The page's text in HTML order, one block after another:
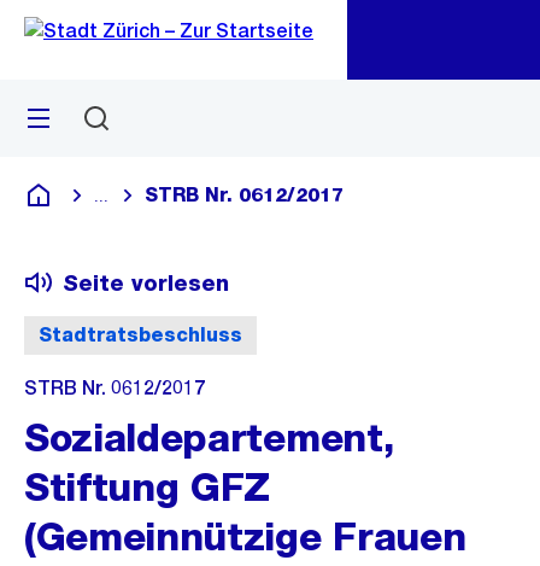
Navigation
Sprunglink
Menü
Deutsch
Blende alle Breadcrumbs ein
STRB Nr. 0612/2017
Stadtratsbeschluss
Seite vorlesen
STRB Nr. 0612/2017
Sozialdepartement,
Stiftung GFZ
(Gemeinnützige Frauen